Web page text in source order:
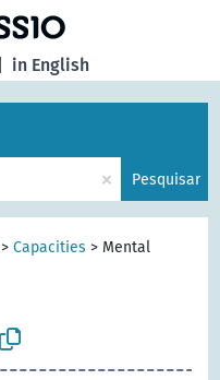
in English
× Pesquisar
>Capacities > Mental